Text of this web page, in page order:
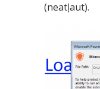
(neatļaut).